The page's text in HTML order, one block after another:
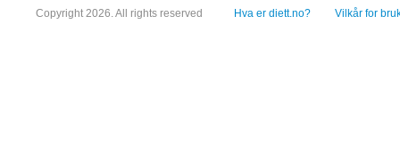
Copyright 2026. All rights reserved Hva er diett.no? Vilkår for